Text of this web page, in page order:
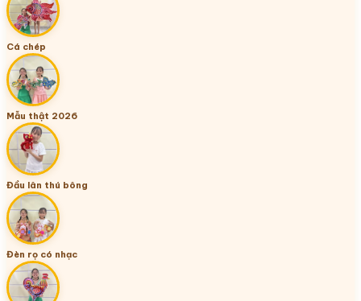
Cá chép
Mẫu thật 2026
Đầu lân thú bông
Đèn rọ có nhạc